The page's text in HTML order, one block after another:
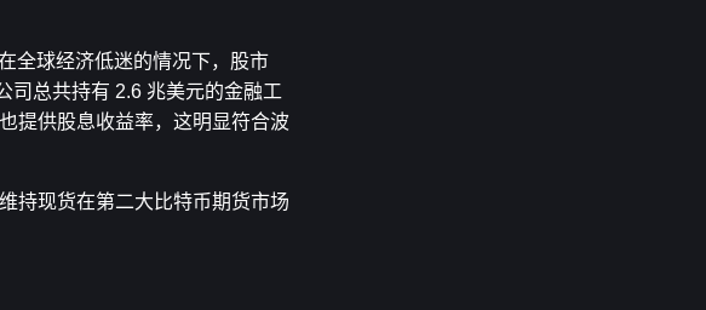
全球经济低迷的情况下，股市
司总共持有 2.6 兆美元的金融工
提供股息收益率，这明显符合波
持现货在第二大比特币期货市场